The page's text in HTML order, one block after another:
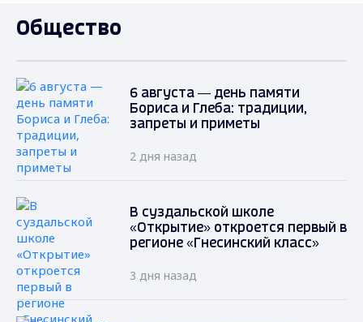
Общество
6 августа — день памяти
Бориса и Глеба: традиции,
запреты и приметы
2 дня назад
В суздальской школе
«Открытие» откроется первый в
регионе «Гнесинский класс»
3 дня назад